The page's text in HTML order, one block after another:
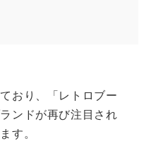
おり、「レトロブー
ンドが再び注目され
す。